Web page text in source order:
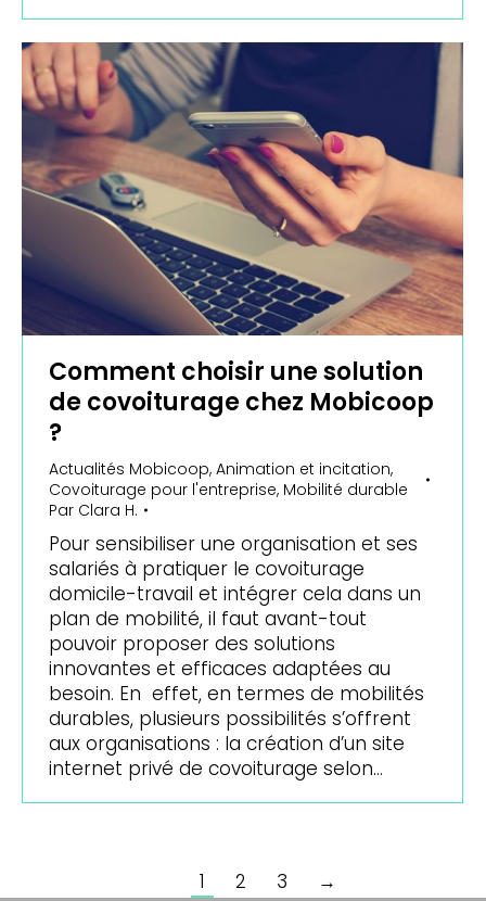
Comment choisir une solution
de covoiturage chez Mobicoop
?
Actualités Mobicoop, Animation et incitation,
Covoiturage pour l'entreprise, Mobilité durable
Par Clara H.
Pour sensibiliser une organisation et ses
salariés à pratiquer le covoiturage
domicile-travail et intégrer cela dans un
plan de mobilité, il faut avant-tout
pouvoir proposer des solutions
innovantes et efficaces adaptées au
besoin. En effet, en termes de mobilités
durables, plusieurs possibilités s’offrent
aux organisations : la création d’un site
internet privé de covoiturage selon…
1 2 3 →